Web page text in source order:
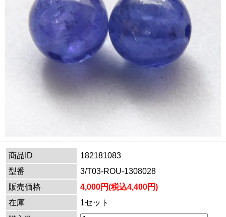
商品ID
182181083
型番
3/T03-ROU-1308028
販売価格
4,000円(税込4,400円)
在庫
1セット